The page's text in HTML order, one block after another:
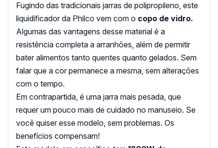
Fugindo das tradicionais jarras de polipropileno, este
liquidificador da Philco vem com o copo de vidro.
Algumas das vantagens desse material é a
resistência completa a arranhões, além de permitir
bater alimentos tanto quentes quanto gelados. Sem
falar que a cor permanece a mesma, sem alterações
com o tempo.
Em contrapartida, é uma jarra mais pesada, que
requer um pouco mais de cuidado no manuseio. Se
você quiser esse modelo, sem problemas. Os
benefícios compensam!